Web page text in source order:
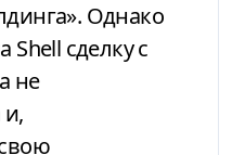
Однако
Shell сделку с
не